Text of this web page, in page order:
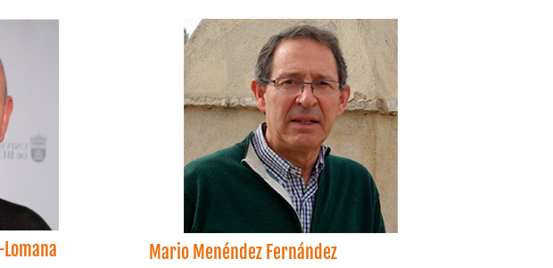
Mario Menéndez Fernández